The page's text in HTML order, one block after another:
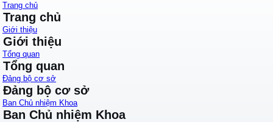
Trang chủ
Trang chủ
Giới thiệu
Giới thiệu
Tổng quan
Tổng quan
Đảng bộ cơ sở
Đảng bộ cơ sở
Ban Chủ nhiệm Khoa
Ban Chủ nhiệm Khoa